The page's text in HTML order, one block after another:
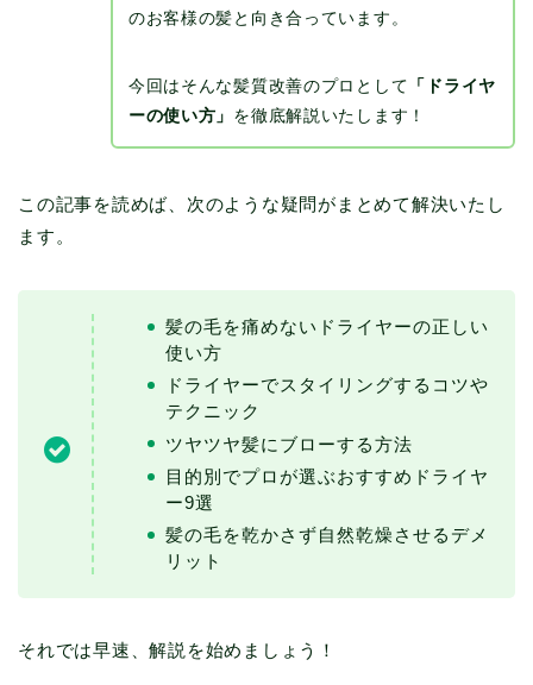
のお客様の髪と向き合っています。
今回はそんな髪質改善のプロとして 「ドライヤ
ーの使い方」 を徹底解説いたします！
この記事を読めば、次のような疑問がまとめて解決いたし
ます。
髪の毛を痛めないドライヤーの正しい
使い方
ドライヤーでスタイリングするコツや
テクニック
ツヤツヤ髪にブローする方法
目的別でプロが選ぶおすすめドライヤ
ー9選
髪の毛を乾かさず自然乾燥させるデメ
リット
それでは早速、解説を始めましょう！